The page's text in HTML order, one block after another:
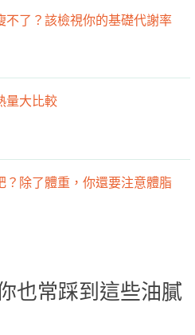
不了？該檢視你的基礎代謝率
量大比較
？除了體重，你還要注意體脂
也常踩到這些油膩